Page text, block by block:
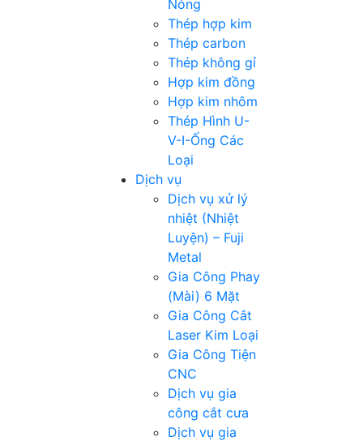
Nóng
Thép hợp kim
Thép carbon
Thép không gỉ
Hợp kim đồng
Hợp kim nhôm
Thép Hình U-
V-I-Ống Các
Loại
Dịch vụ
Dịch vụ xử lý
nhiệt (Nhiệt
Luyện) – Fuji
Metal
Gia Công Phay
(Mài) 6 Mặt
Gia Công Cắt
Laser Kim Loại
Gia Công Tiện
CNC
Dịch vụ gia
công cắt cưa
Dịch vụ gia